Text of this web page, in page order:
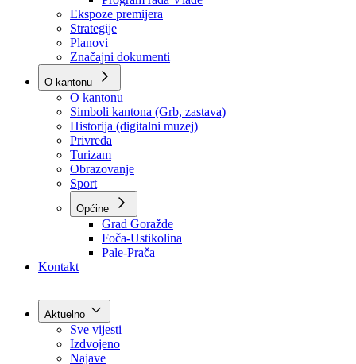
Vlada
Poslovnik
Program rada Vlade
Ekspoze premijera
Strategije
Planovi
Značajni dokumenti
O kantonu
O kantonu
Simboli kantona (Grb, zastava)
Historija (digitalni muzej)
Privreda
Turizam
Obrazovanje
Sport
Općine
Kontakt
Aktuelno